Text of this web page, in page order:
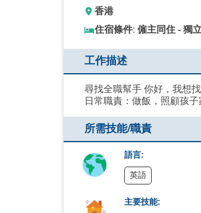
香港
住宿條件: 僱主同住 - 獨
工作描述
尋找全職幫手 你好，我想
日常職責：做飯，照顧孩
所需技能/職責
語言:
英語
主要技能: